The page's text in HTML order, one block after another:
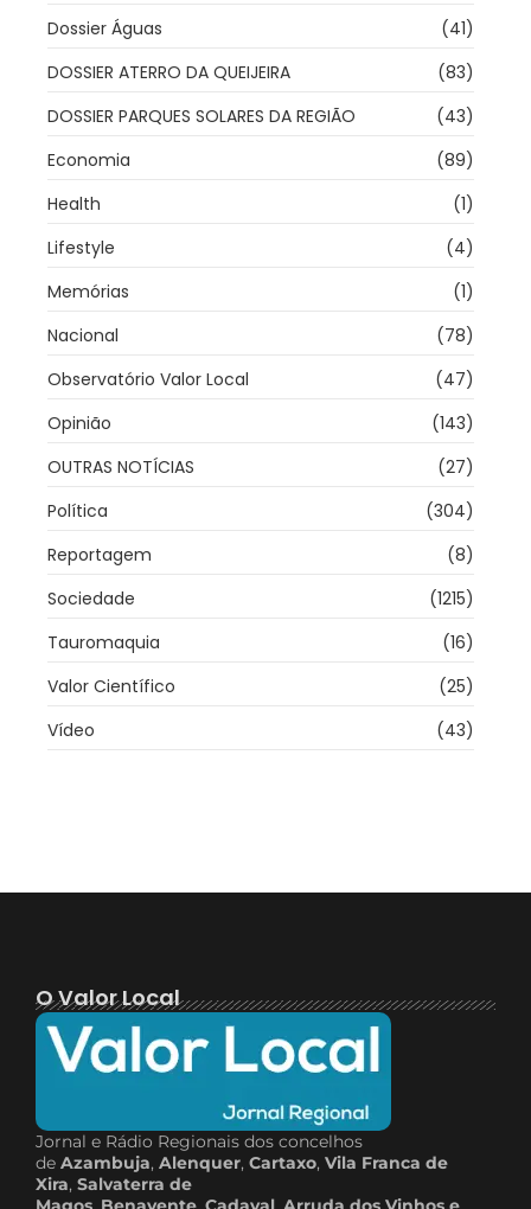
Dossier Águas
(41)
DOSSIER ATERRO DA QUEIJEIRA
(83)
DOSSIER PARQUES SOLARES DA REGIÃO
(43)
Economia
(89)
Health
(1)
Lifestyle
(4)
Memórias
(1)
Nacional
(78)
Observatório Valor Local
(47)
Opinião
(143)
OUTRAS NOTÍCIAS
(27)
Política
(304)
Reportagem
(8)
Sociedade
(1215)
Tauromaquia
(16)
Valor Científico
(25)
Vídeo
(43)
O Valor Local
Jornal e Rádio Regionais dos concelhos
de Azambuja, Alenquer, Cartaxo, Vila Franca de
Xira, Salvaterra de